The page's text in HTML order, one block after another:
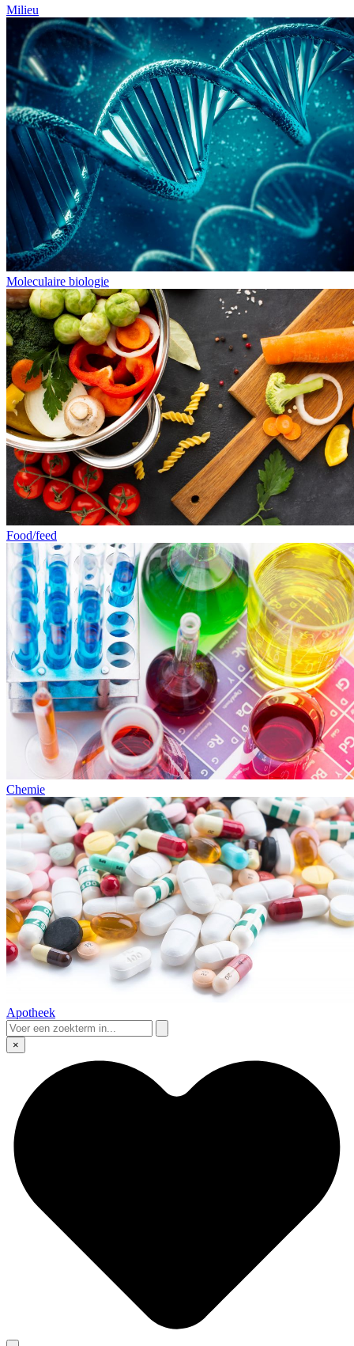
Milieu
Moleculaire biologie
Food/feed
Chemie
Apotheek
×